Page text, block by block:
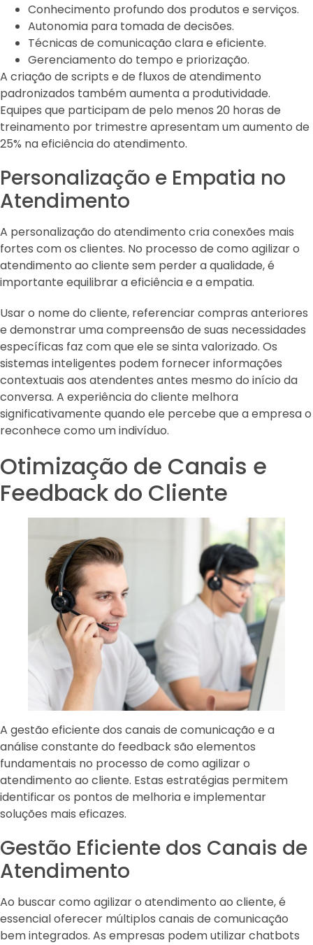
Conhecimento profundo dos produtos e serviços.
Autonomia para tomada de decisões.
Técnicas de comunicação clara e eficiente.
Gerenciamento do tempo e priorização.
A criação de scripts e de fluxos de atendimento
padronizados também aumenta a produtividade.
Equipes que participam de pelo menos 20 horas de
treinamento por trimestre apresentam um aumento de
25% na eficiência do atendimento.
Personalização e Empatia no
Atendimento
A personalização do atendimento cria conexões mais
fortes com os clientes. No processo de como agilizar o
atendimento ao cliente sem perder a qualidade, é
importante equilibrar a eficiência e a empatia.
Usar o nome do cliente, referenciar compras anteriores
e demonstrar uma compreensão de suas necessidades
específicas faz com que ele se sinta valorizado. Os
sistemas inteligentes podem fornecer informações
contextuais aos atendentes antes mesmo do início da
conversa. A experiência do cliente melhora
significativamente quando ele percebe que a empresa o
reconhece como um indivíduo.
Otimização de Canais e
Feedback do Cliente
A gestão eficiente dos canais de comunicação e a
análise constante do feedback são elementos
fundamentais no processo de como agilizar o
atendimento ao cliente. Estas estratégias permitem
identificar os pontos de melhoria e implementar
soluções mais eficazes.
Gestão Eficiente dos Canais de
Atendimento
Ao buscar como agilizar o atendimento ao cliente, é
essencial oferecer múltiplos canais de comunicação
bem integrados. As empresas podem utilizar chatbots